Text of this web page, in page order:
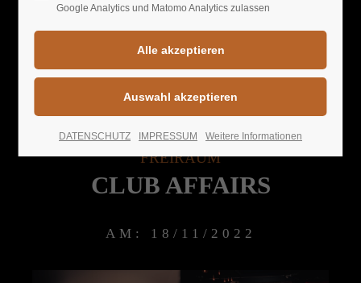
Anmelden
Lorem ipsum dolor sit amet:
/ 365days
FREIRAUM
CLUB AFFAIRS
AM: 18/11/2022
Google Analytics und Matomo Analytics zulassen
DATENSCHUTZ IMPRESSUM Weitere Informationen